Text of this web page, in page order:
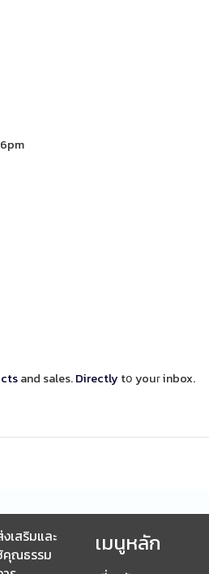
and sales.Directly tօ youг inbox.
เสริมและ
คุณธรรม
เมนูหลัก